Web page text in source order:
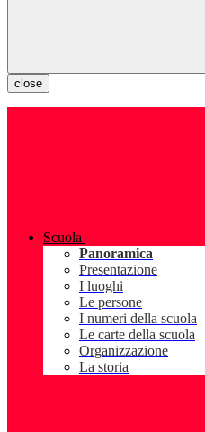
close
Scuola
Panoramica
Presentazione
I luoghi
Le persone
I numeri della scuola
Le carte della scuola
Organizzazione
La storia